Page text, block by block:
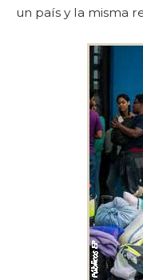
un país y la misma